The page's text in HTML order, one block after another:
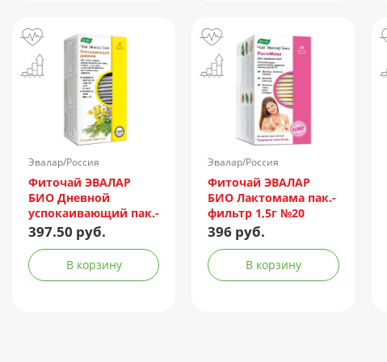
Эвалар/Россия
Фиточай ЭВАЛАР
БИО Дневной
успокаивающий пак.-
фильтр 1,5г №20
397.50 руб.
В корзину
Эвалар/Россия
Фиточай ЭВАЛАР
БИО Лактомама пак.-
фильтр 1,5г №20
396 руб.
В корзину